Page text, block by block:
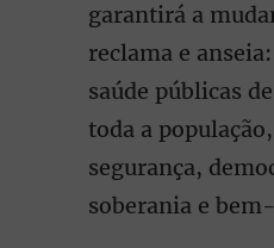
garantirá a
reclama e
saúde públicas
toda a
segurança,
soberania e